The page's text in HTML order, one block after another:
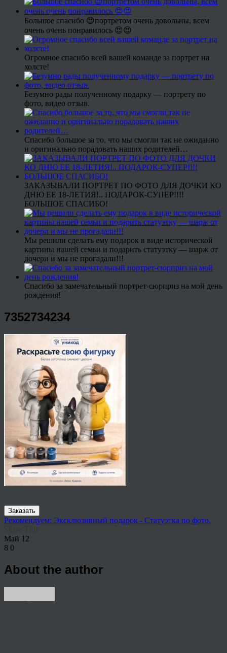
Большое спасибо 😍портретом очень довольны, всем
очень очень понравилось 😍😍
Огромное спасибо всей вашей команде за портрет на
холсте!
Безумно рады полученному подарку — портрету по
фото, видео отзыв.
Спасибо большое за то, что мы смогли так не ожиданно
и оригинально порадовать наших родителей…
ЗАКАЗЫВАЛИ ПОРТРЕТ ПО ФОТО ДЛЯ ДОЧКИ КО
ДНЮ ЕЕ 18-ЛЕТИЯ!.. ПОДАРОК-СУПЕР!!!!
БОЛЬШОЕ СПАСИБО!
Мы решили сделать ему подарок в виде исторической
картины нашей семьи и подарить статуэтку — шарж от
дочери и мы не прогадали!!!
Спасибо за замечательный портрет-сюрприз на мой день
рождения!
7352734234
Заказать
Рекомендуем: Эксклюзивный подарок - Статуэтка по фото.
Май 12
8 0
About the author